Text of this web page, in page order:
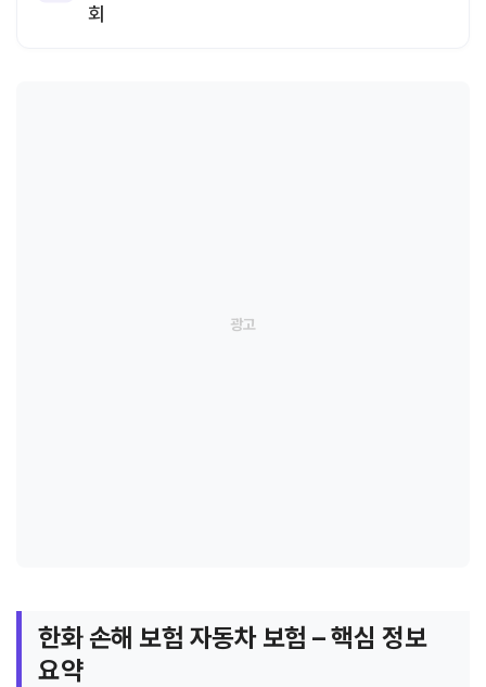
회
한화 손해 보험 자동차 보험 – 핵심 정보
요약